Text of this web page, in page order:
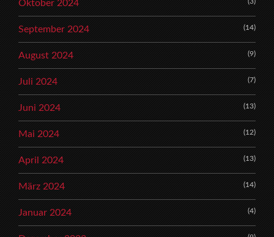
Oktober 2024
September 2024 (14)
August 2024 (9)
Juli 2024 (7)
Juni 2024 (13)
Mai 2024 (12)
April 2024 (13)
März 2024 (14)
Januar 2024 (4)